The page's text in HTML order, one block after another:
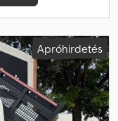
Apróhirdetés